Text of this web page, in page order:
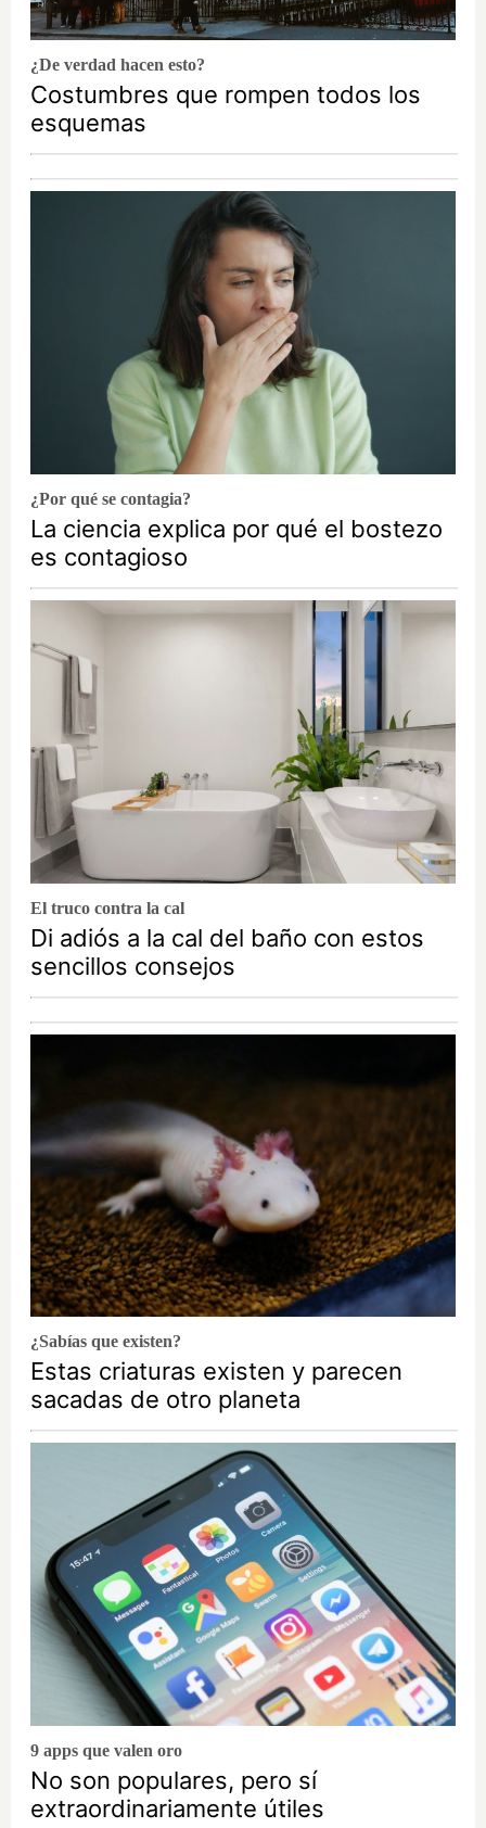
¿De verdad hacen esto?
Costumbres que rompen todos los
esquemas
¿Por qué se contagia?
La ciencia explica por qué el bostezo
es contagioso
El truco contra la cal
Di adiós a la cal del baño con estos
sencillos consejos
¿Sabías que existen?
Estas criaturas existen y parecen
sacadas de otro planeta
9 apps que valen oro
No son populares, pero sí
extraordinariamente útiles